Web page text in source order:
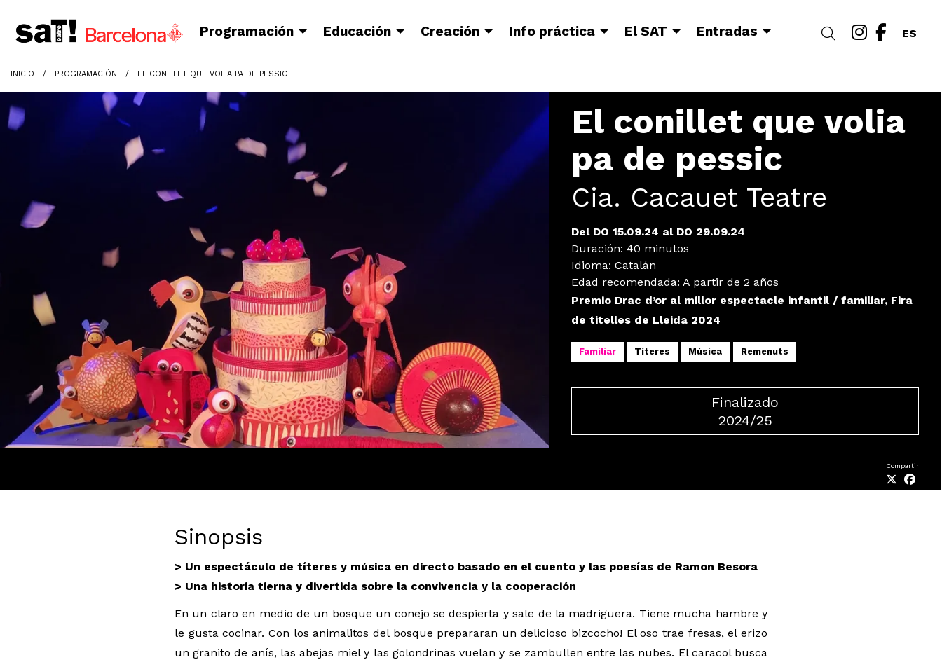
ES
Link a
Link
Buscar
Programación Educación Creación Info práctica El SAT Entradas
INICIO PROGRAMACIÓN EL CONILLET QUE VOLIA PA DE PESSIC
El conillet que volia
pa de pessic
Cia. Cacauet Teatre
Del DO 15.09.24 al DO 29.09.24
Duración: 40 minutos
Idioma: Catalán
Edad recomendada: A partir de 2 años
Premio Drac d’or al millor espectacle infantil / familiar, Fira
de titelles de Lleida 2024
Familiar Títeres Música Remenuts
Finalizado
2024/25
Compartir
Sinopsis
> Un espectáculo de títeres y música en directo basado en el cuento y las poesías de Ramon Besora
> Una historia tierna y divertida sobre la convivencia y la cooperación
En un claro en medio de un bosque un conejo se despierta y sale de la madriguera. Tiene mucha hambre y
le gusta cocinar. Con los animalitos del bosque prepararan un delicioso bizcocho! El oso trae fresas, el erizo
un granito de anís, las abejas miel y las golondrinas vuelan y se zambullen entre las nubes. El caracol busca